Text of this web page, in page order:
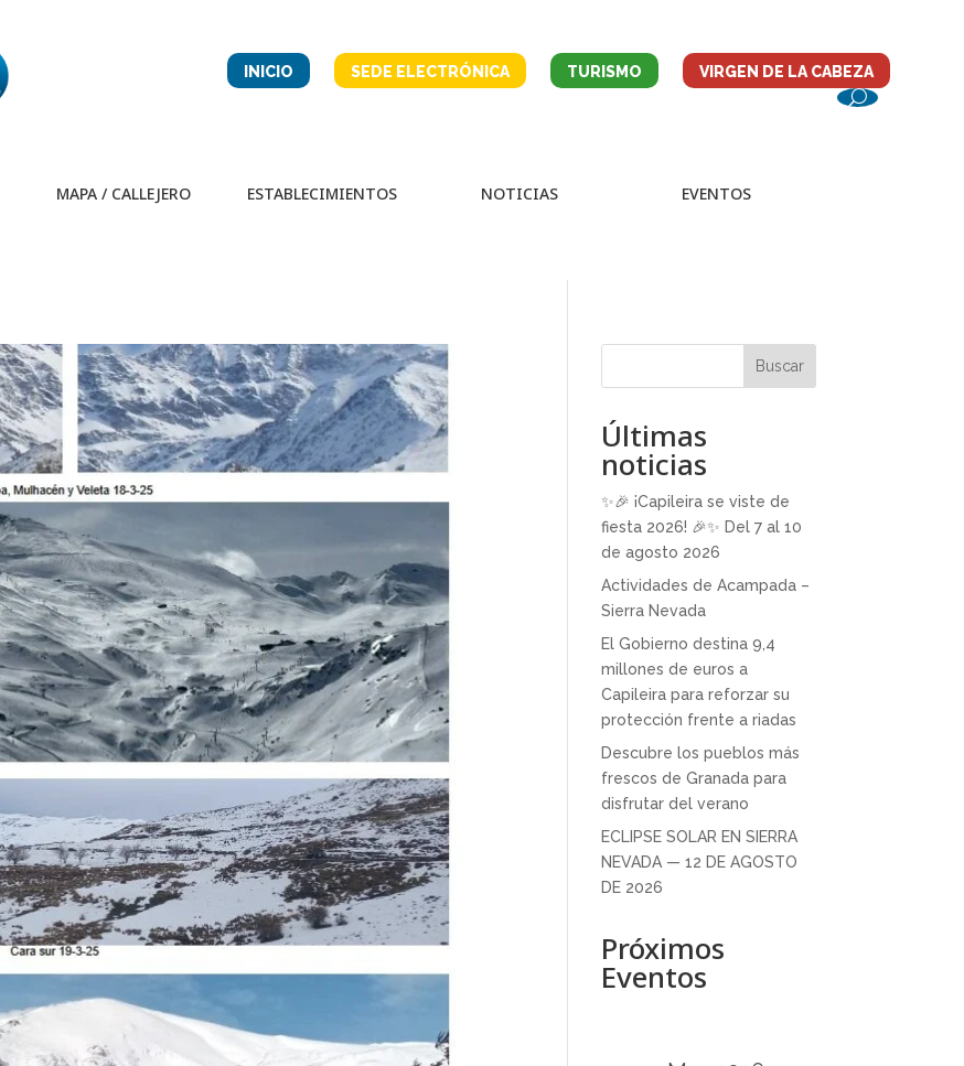
INICIO SEDE ELECTRÓNICA TURISMO VIRGEN DE LA CABEZA
MAPA / CALLEJERO ESTABLECIMIENTOS NOTICIAS EVENTOS
Buscar
Últimas
noticias
✨🎉 ¡Capileira se viste de
fiesta 2026! 🎉✨ Del 7 al 10
de agosto 2026
Actividades de Acampada –
Sierra Nevada
El Gobierno destina 9,4
millones de euros a
Capileira para reforzar su
protección frente a riadas
Descubre los pueblos más
frescos de Granada para
disfrutar del verano
ECLIPSE SOLAR EN SIERRA
NEVADA — 12 DE AGOSTO
DE 2026
Próximos
Eventos